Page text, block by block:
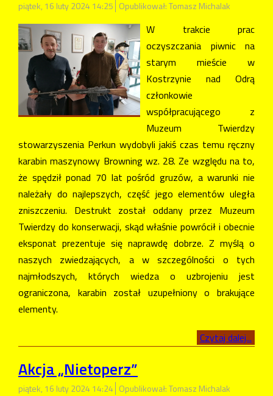
piątek, 16 luty 2024 14:25 Opublikował: Tomasz Michalak
W trakcie prac
oczyszczania piwnic na
starym mieście w
Kostrzynie nad Odrą
członkowie
współpracującego z
Muzeum Twierdzy
stowarzyszenia Perkun wydobyli jakiś czas temu ręczny
karabin maszynowy Browning wz. 28. Ze względu na to,
że spędził ponad 70 lat pośród gruzów, a warunki nie
należały do najlepszych, część jego elementów uległa
zniszczeniu. Destrukt został oddany przez Muzeum
Twierdzy do konserwacji, skąd właśnie powrócił i obecnie
eksponat prezentuje się naprawdę dobrze. Z myślą o
naszych zwiedzających, a w szczególności o tych
najmłodszych, których wiedza o uzbrojeniu jest
ograniczona, karabin został uzupełniony o brakujące
elementy.
Czytaj dalej...
Akcja „Nietoperz”
piątek, 16 luty 2024 14:24 Opublikował: Tomasz Michalak